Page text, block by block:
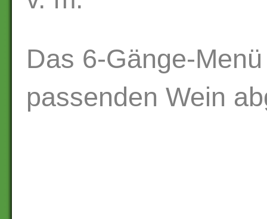
Das 6-Gänge-
passenden Wein